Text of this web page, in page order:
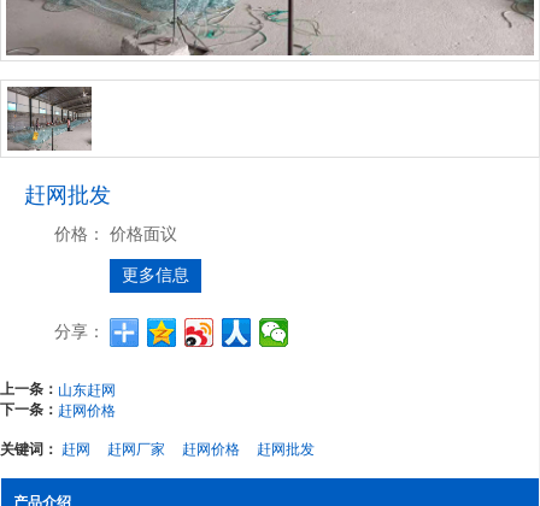
赶网批发
价格： 价格面议
更多信息
分享：
上一条： 山东赶网
下一条： 赶网价格
关键词： 赶网 赶网厂家 赶网价格 赶网批发
产品介绍